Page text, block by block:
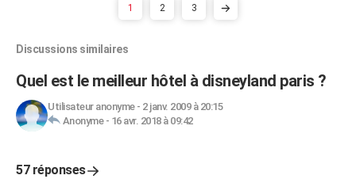
1 2 3
Discussions similaires
Quel est le meilleur hôtel à disneyland paris ?
Utilisateur anonyme- 2 janv. 2009 à 20:15
Anonyme- 16 avr. 2018 à 09:42
57 réponses